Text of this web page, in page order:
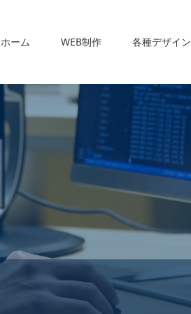
ホーム WEB制作 各種デザイン